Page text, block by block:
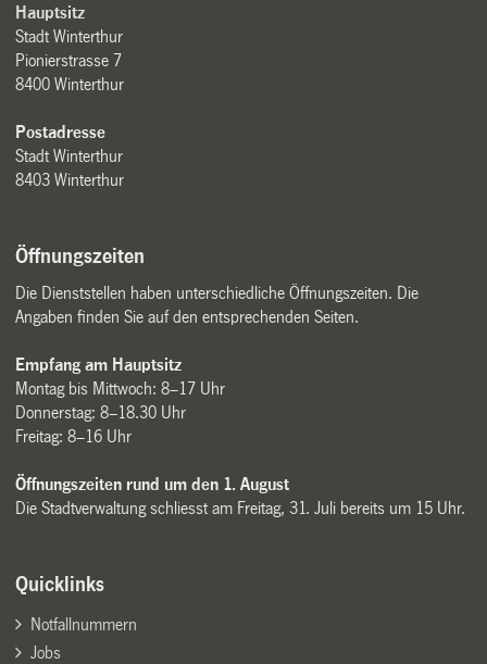
Hauptsitz
Stadt Winterthur
Pionierstrasse 7
8400 Winterthur
Postadresse
Stadt Winterthur
8403 Winterthur
Öffnungszeiten
Die Dienststellen haben unterschiedliche Öffnungszeiten. Die
Angaben finden Sie auf den entsprechenden Seiten.
Empfang am Hauptsitz
Montag bis Mittwoch: 8–17 Uhr
Donnerstag: 8–18.30 Uhr
Freitag: 8–16 Uhr
Öffnungszeiten rund um den 1. August
Die Stadtverwaltung schliesst am Freitag, 31. Juli bereits um 15 Uhr.
Quicklinks
Notfallnummern
Jobs